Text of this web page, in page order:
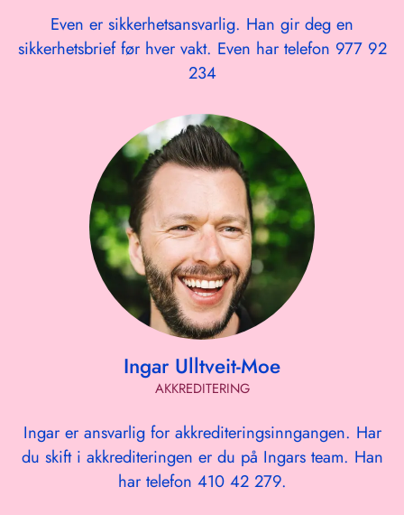
Even er sikkerhetsansvarlig. Han gir deg en
sikkerhetsbrief før hver vakt. Even har telefon 977 92
234
Ingar Ulltveit-Moe
AKKREDITERING
Ingar er ansvarlig for akkrediteringsinngangen. Har
du skift i akkrediteringen er du på Ingars team. Han
har telefon 410 42 279.